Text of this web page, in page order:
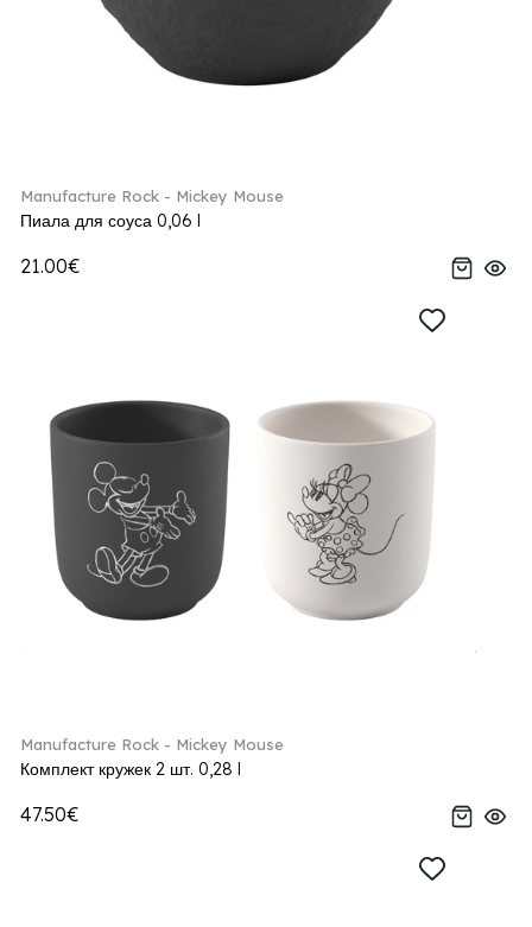
Manufacture Rock - Mickey Mouse
Пиала для соуса 0,06 l
21.00€
Manufacture Rock - Mickey Mouse
Комплект кружек 2 шт. 0,28 l
47.50€